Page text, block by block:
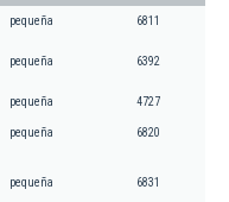
pequeña 6811
pequeña 6392
pequeña 4727
pequeña 6820
pequeña 6831